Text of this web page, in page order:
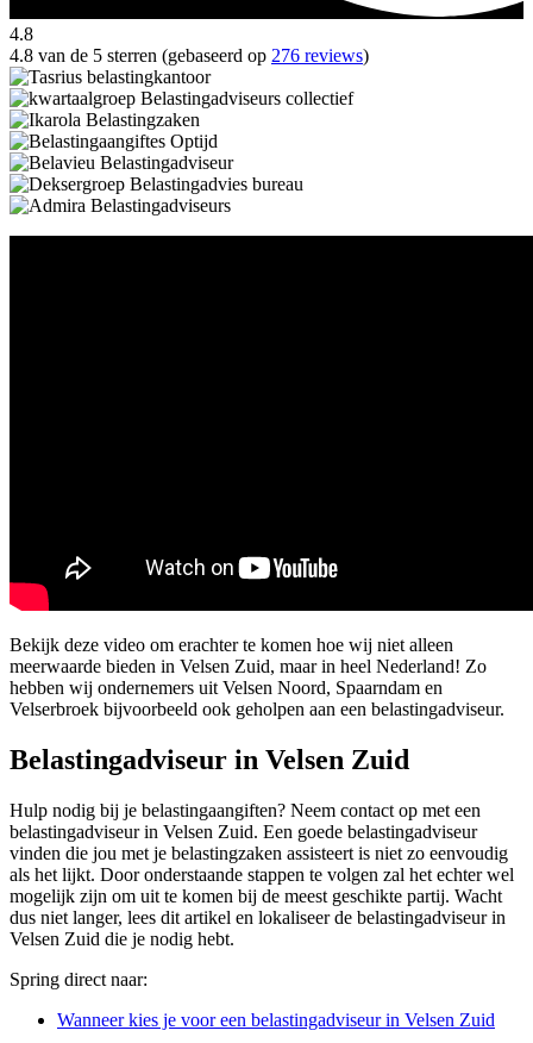
4.8
4.8 van de 5 sterren (gebaseerd op 276 reviews)
Bekijk deze video om erachter te komen hoe wij niet alleen
meerwaarde bieden in Velsen Zuid, maar in heel Nederland! Zo
hebben wij ondernemers uit Velsen Noord, Spaarndam en
Velserbroek bijvoorbeeld ook geholpen aan een belastingadviseur.
Belastingadviseur in Velsen Zuid
Hulp nodig bij je belastingaangiften? Neem contact op met een
belastingadviseur in Velsen Zuid. Een goede belastingadviseur
vinden die jou met je belastingzaken assisteert is niet zo eenvoudig
als het lijkt. Door onderstaande stappen te volgen zal het echter wel
mogelijk zijn om uit te komen bij de meest geschikte partij. Wacht
dus niet langer, lees dit artikel en lokaliseer de belastingadviseur in
Velsen Zuid die je nodig hebt.
Spring direct naar:
Wanneer kies je voor een belastingadviseur in Velsen Zuid